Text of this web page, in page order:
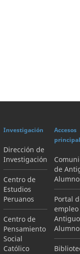
Investigación
Dirección de
Investigación
Centro de
Estudios
Peruanos
Centro de
Pensamiento
Social
Católico
Accesos
de
Portal
empleo